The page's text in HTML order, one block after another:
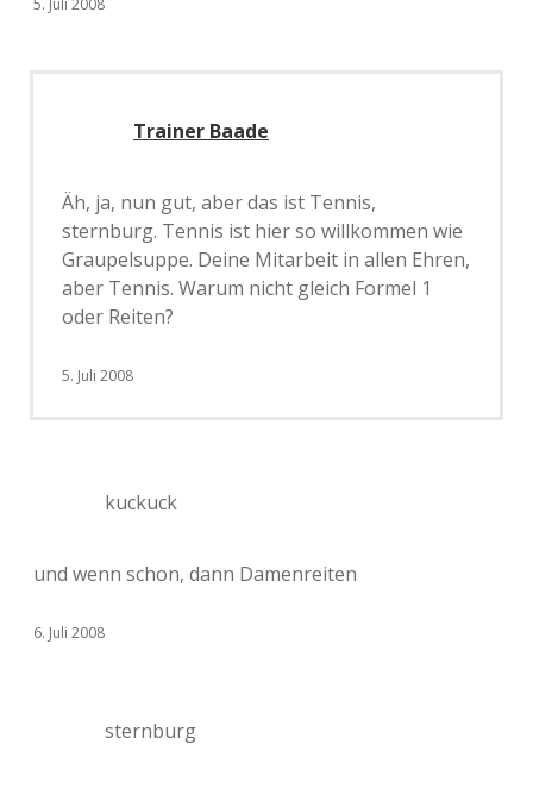
5. Juli 2008
Trainer Baade
Äh, ja, nun gut, aber das ist Tennis,
sternburg. Tennis ist hier so willkommen wie
Graupelsuppe. Deine Mitarbeit in allen Ehren,
aber Tennis. Warum nicht gleich Formel 1
oder Reiten?
5. Juli 2008
kuckuck
und wenn schon, dann Damenreiten
6. Juli 2008
sternburg